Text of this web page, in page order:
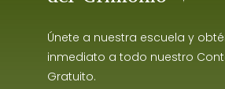
Únete a nuestra escuela y
inmediato a todo nuestro
Gratuito.